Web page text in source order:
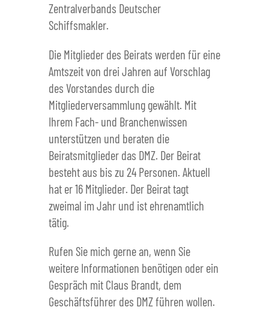
Zentralverbands Deutscher
Schiffsmakler.
Die Mitglieder des Beirats werden für eine
Amtszeit von drei Jahren auf Vorschlag
des Vorstandes durch die
Mitgliederversammlung gewählt. Mit
Ihrem Fach- und Branchenwissen
unterstützen und beraten die
Beiratsmitglieder das DMZ. Der Beirat
besteht aus bis zu 24 Personen. Aktuell
hat er 16 Mitglieder. Der Beirat tagt
zweimal im Jahr und ist ehrenamtlich
tätig.
Rufen Sie mich gerne an, wenn Sie
weitere Informationen benötigen oder ein
Gespräch mit Claus Brandt, dem
Geschäftsführer des DMZ führen wollen.